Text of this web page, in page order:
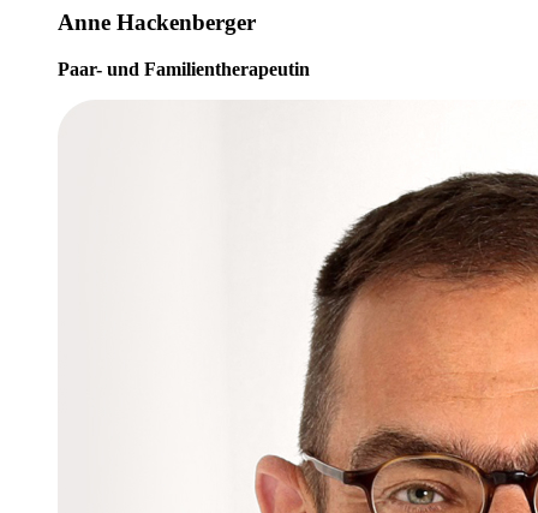
Anne Hackenberger
Paar- und Familientherapeutin